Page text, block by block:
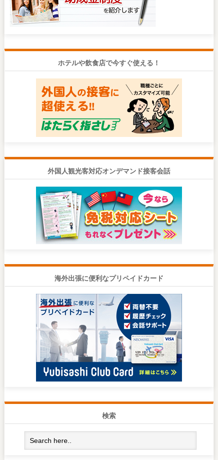
ホテルや飲食店で今すぐ使える！
外国人観光客対応オンデマンド接客会話
海外出張に便利なプリペイドカード
検索